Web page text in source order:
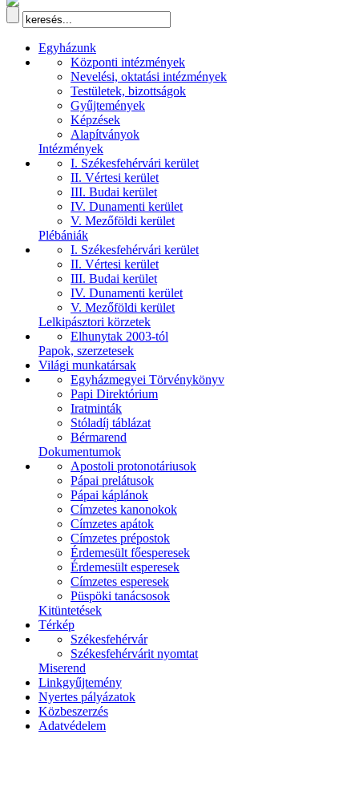
Egyházunk
Központi intézmények
Nevelési, oktatási intézmények
Testületek, bizottságok
Gyűjtemények
Képzések
Alapítványok
Intézmények
I. Székesfehérvári kerület
II. Vértesi kerület
III. Budai kerület
IV. Dunamenti kerület
V. Mezőföldi kerület
Plébániák
I. Székesfehérvári kerület
II. Vértesi kerület
III. Budai kerület
IV. Dunamenti kerület
V. Mezőföldi kerület
Lelkipásztori körzetek
Elhunytak 2003-tól
Papok, szerzetesek
Világi munkatársak
Egyházmegyei Törvénykönyv
Papi Direktórium
Iratminták
Stóladíj táblázat
Bérmarend
Dokumentumok
Apostoli protonotáriusok
Pápai prelátusok
Pápai káplánok
Címzetes kanonokok
Címzetes apátok
Címzetes prépostok
Érdemesült főesperesek
Érdemesült esperesek
Címzetes esperesek
Püspöki tanácsosok
Kitüntetések
Térkép
Székesfehérvár
Székesfehérvárit nyomtat
Miserend
Linkgyűjtemény
Nyertes pályázatok
Közbeszerzés
Adatvédelem